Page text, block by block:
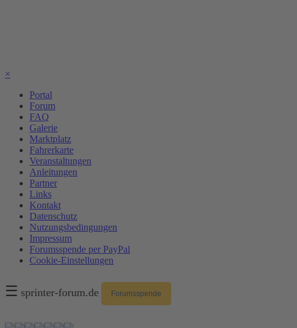
×
Portal
Forum
FAQ
Galerie
Marktplatz
Fahrerkarte
Veranstaltungen
Anleitungen
Partner
Links
Kontakt
Datenschutz
Nutzungsbedingungen
Impressum
Forumsspende per PayPal
Cookie-Einstellungen
☰ sprinter-forum.de Forumsspende